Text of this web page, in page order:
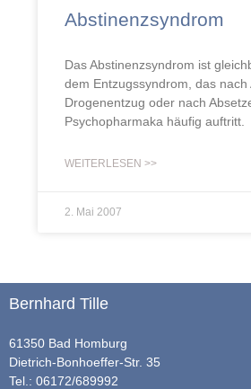
Abstinenzsyndrom
Das Abstinenzsyndrom ist
dem Entzugssyndrom, das nach
Drogenentzug oder nach
Psychopharmaka häufig auftritt.
WEITERLESEN >>
2. Mai 2007
Bernhard Tille
61350 Bad Homburg
Dietrich-Bonhoeffer-Str. 35
Tel.: 06172/689992